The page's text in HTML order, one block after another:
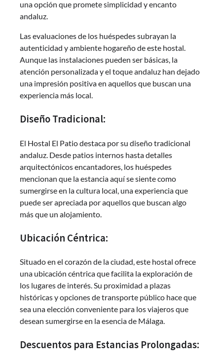
una opción que promete simplicidad y encanto
andaluz.
Las evaluaciones de los huéspedes subrayan la
autenticidad y ambiente hogareño de este hostal.
Aunque las instalaciones pueden ser básicas, la
atención personalizada y el toque andaluz han dejado
una impresión positiva en aquellos que buscan una
experiencia más local.
Diseño Tradicional:
El Hostal El Patio destaca por su diseño tradicional
andaluz. Desde patios internos hasta detalles
arquitectónicos encantadores, los huéspedes
mencionan que la estancia aquí se siente como
sumergirse en la cultura local, una experiencia que
puede ser apreciada por aquellos que buscan algo
más que un alojamiento.
Ubicación Céntrica:
Situado en el corazón de la ciudad, este hostal ofrece
una ubicación céntrica que facilita la exploración de
los lugares de interés. Su proximidad a plazas
históricas y opciones de transporte público hace que
sea una elección conveniente para los viajeros que
desean sumergirse en la esencia de Málaga.
Descuentos para Estancias Prolongadas: